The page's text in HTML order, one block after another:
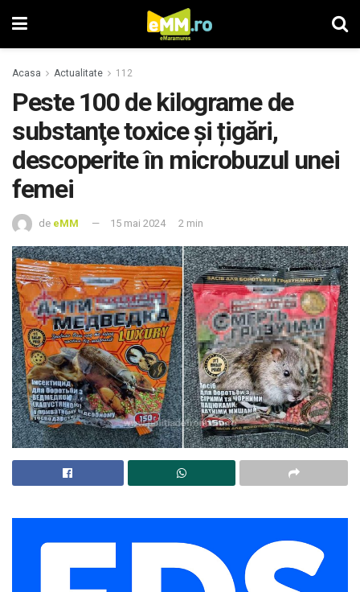
Acasa Actualitate 112
Peste 100 de kilograme de
substanţe toxice și țigări,
descoperite în microbuzul unei
femei
de eMM 15 mai 2024 2 min